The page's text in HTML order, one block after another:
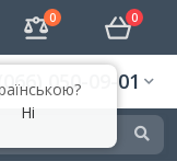
0 0
050-09-01
Ні